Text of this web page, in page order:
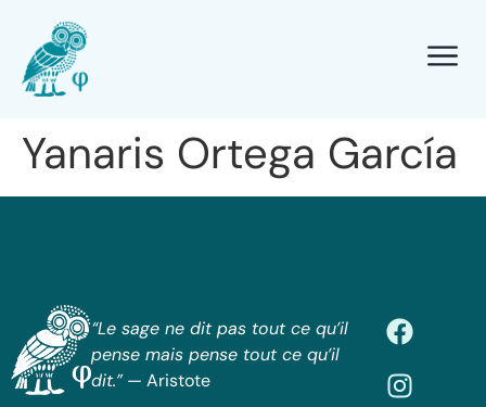
Yanaris Ortega García
“Le sage ne dit pas tout ce qu’il
pense mais pense tout ce qu’il
dit.”— Aristote